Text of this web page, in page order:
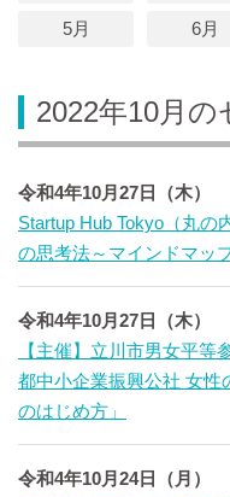
5月 6月
2022年10月の
令和4年10月27日（木）
Startup Hub Tokyo（丸の
の思考法～マインドマッ
令和4年10月27日（木）
【主催】立川市男女平
都中小企業振興公社 女性
のはじめ方」
令和4年10月24日（月）